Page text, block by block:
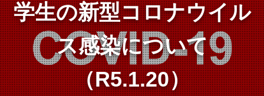
学生の新型コロナウイル
ス感染について
（R5.1.20）